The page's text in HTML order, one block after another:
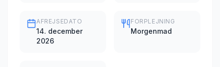
AFREJSEDATO
14. december
2026
FORPLEJNING
Morgenmad